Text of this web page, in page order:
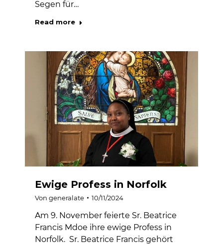
Segen für…
Read more
Ewige Profess in Norfolk
Von generalate 10/11/2024
Am 9. November feierte Sr. Beatrice
Francis Mdoe ihre ewige Profess in
Norfolk. Sr. Beatrice Francis gehört